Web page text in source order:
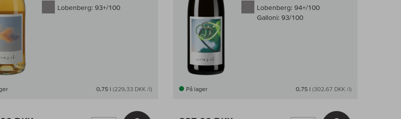
Lobenberg: 93+/100
0,75 l (229,33 DKK /l)
Lobenberg: 94+/100
Galloni: 93/100
På lager 0,75 l (302,67 DKK /l)